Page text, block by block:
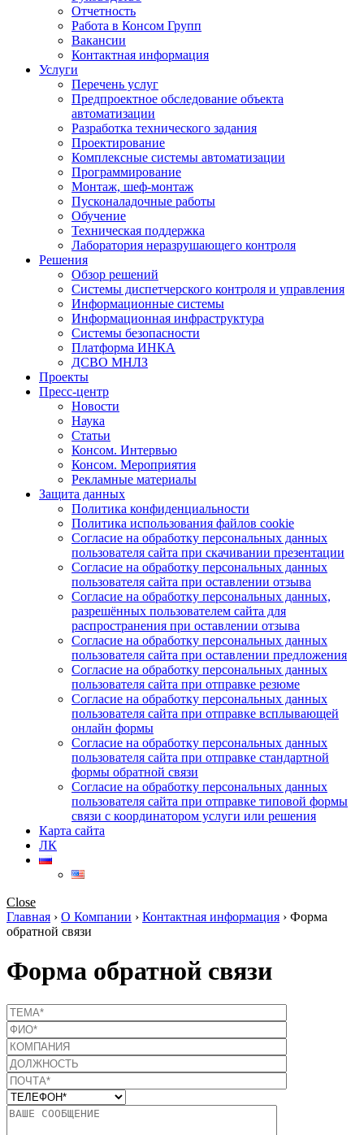
Отчетность
Работа в Консом Групп
Вакансии
Контактная информация
Услуги
Перечень услуг
Предпроектное обследование объекта
автоматизации
Разработка технического задания
Проектирование
Комплексные системы автоматизации
Программирование
Монтаж, шеф-монтаж
Пусконаладочные работы
Обучение
Техническая поддержка
Лаборатория неразрушающего контроля
Решения
Обзор решений
Системы диспетчерского контроля и управления
Информационные системы
Информационная инфраструктура
Системы безопасности
Платформа ИНКА
ДСВО МНЛЗ
Проекты
Пресс-центр
Новости
Наука
Статьи
Консом. Интервью
Консом. Мероприятия
Рекламные материалы
Защита данных
Политика конфиденциальности
Политика использования файлов cookie
Согласие на обработку персональных данных
пользователя сайта при скачивании презентации
Согласие на обработку персональных данных
пользователя сайта при оставлении отзыва
Согласие на обработку персональных данных,
разрешённых пользователем сайта для
распространения при оставлении отзыва
Согласие на обработку персональных данных
пользователя сайта при оставлении предложения
Согласие на обработку персональных данных
пользователя сайта при отправке резюме
Согласие на обработку персональных данных
пользователя сайта при отправке всплывающей
онлайн формы
Согласие на обработку персональных данных
пользователя сайта при отправке стандартной
формы обратной связи
Согласие на обработку персональных данных
пользователя сайта при отправке типовой формы
связи с координатором услуги или решения
Карта сайта
ЛК
Close
Главная › О Компании › Контактная информация › Форма
обратной связи
Форма обратной связи